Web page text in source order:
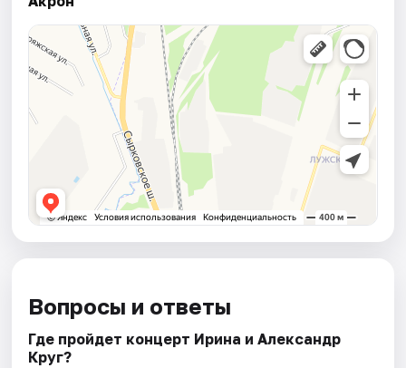
Вопросы и ответы
Где пройдет концерт Ирина и Александр
Круг?